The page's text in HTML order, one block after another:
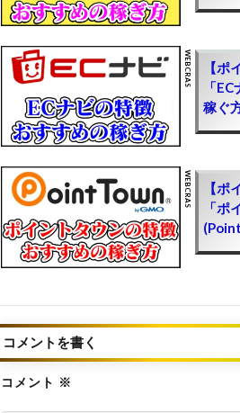
ベル！お得にお金を入手する
NIKKE攻略】
【ポイ活】無料ゲームで稼げ
覧(副業収益公開)｜ソシャゲ
なやり方【初心者でも簡単に
【新規ゲーム】人気のおすす
リースしたての面白いゲーム
【モンハンNow】ジェムを無
る最強裏技方法｜簡単に無課
お得にお金を入手するやり方
ワイルズ」が発売！2024年夏
【バイオレクイエム】グレー
MODの導入方法と使い方【バ
めサ
【
「
稼ぐ
すめ
【
「ポ
く稼
コメントを書く
コメント ※